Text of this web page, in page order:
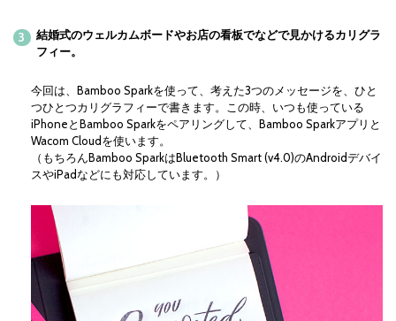
結婚式のウェルカムボードやお店の看板でなどで見かけるカリグラ
フィー。
今回は、Bamboo Sparkを使って、考えた3つのメッセージを、ひと
つひとつカリグラフィーで書きます。この時、いつも使っている
iPhoneとBamboo Sparkをペアリングして、Bamboo Sparkアプリと
Wacom Cloudを使います。
（もちろんBamboo SparkはBluetooth Smart (v4.0)のAndroidデバイ
スやiPadなどにも対応しています。）